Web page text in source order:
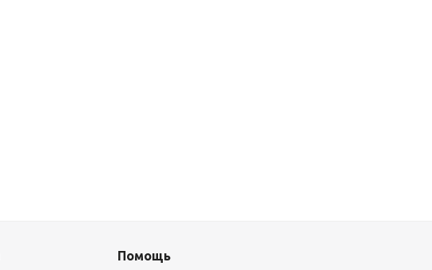
Помощь